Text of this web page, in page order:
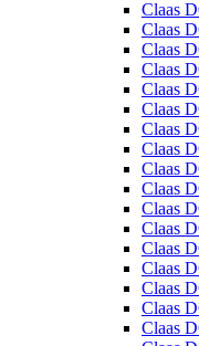
Claas
Claas
Claas
Claas
Claas
Claas
Claas
Claas
Claas
Claas
Claas
Claas
Claas
Claas
Claas
Claas
Claas